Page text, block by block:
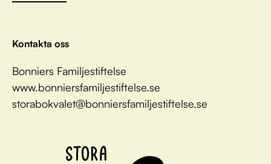
Kontakta oss
Bonniers Familjestiftelse
www.bonniersfamiljestiftelse.se
storabokvalet@bonniersfamiljestiftelse.se